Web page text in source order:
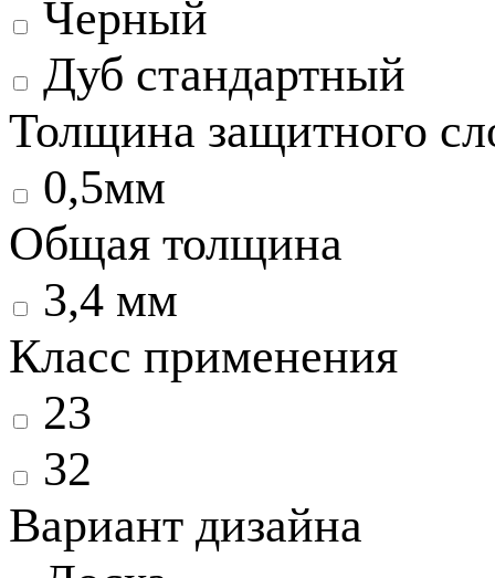
Черный
Дуб стандартный
Толщина защитного
0,5мм
Общая толщина
3,4 мм
Класс применения
23
32
Вариант дизайна